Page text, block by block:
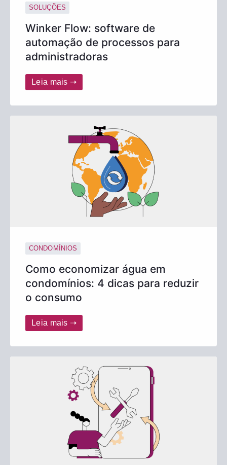
SOLUÇÕES
Winker Flow: software de
automação de processos para
administradoras
Leia mais ➝
CONDOMÍNIOS
Como economizar água em
condomínios: 4 dicas para reduzir
o consumo
Leia mais ➝